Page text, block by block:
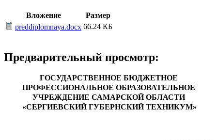
Вложение
Размер
preddiplomnaya.docx 66.24 КБ
Предварительный просмотр:
ГОСУДАРСТВЕННОЕ БЮДЖЕТНОЕ
ПРОФЕССИОНАЛЬНОЕ ОБРАЗОВАТЕЛЬНОЕ
УЧРЕЖДЕНИЕ САМАРСКОЙ ОБЛАСТИ
«СЕРГИЕВСКИЙ ГУБЕРНСКИЙ ТЕХНИКУМ»